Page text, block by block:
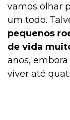
vamos olhar
um todo.
pequenos
de vida
anos,
viver até